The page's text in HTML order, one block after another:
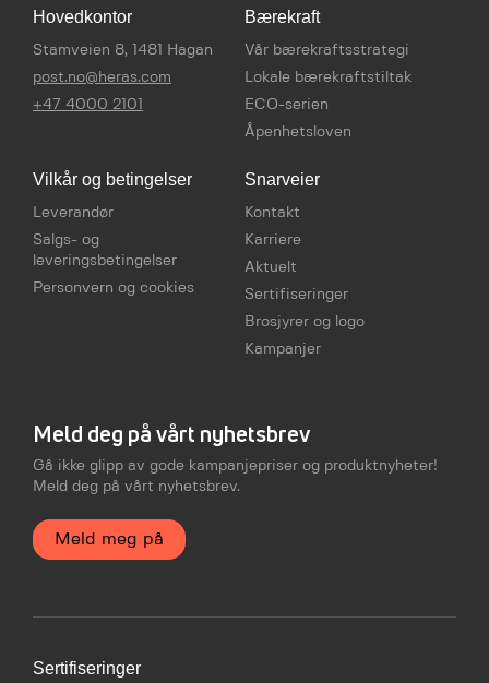
Hovedkontor
Stamveien 8, 1481 Hagan
post.no@heras.com
+47 4000 2101
Bærekraft
Vår bærekraftsstrategi
Lokale bærekraftstiltak
ECO-serien
Åpenhetsloven
Vilkår og betingelser
Leverandør
Salgs- og
leveringsbetingelser
Personvern og cookies
Snarveier
Kontakt
Karriere
Aktuelt
Sertifiseringer
Brosjyrer og logo
Kampanjer
Meld deg på vårt nyhetsbrev
Gå ikke glipp av gode kampanjepriser og produktnyheter!
Meld deg på vårt nyhetsbrev.
Meld meg på
Sertifiseringer